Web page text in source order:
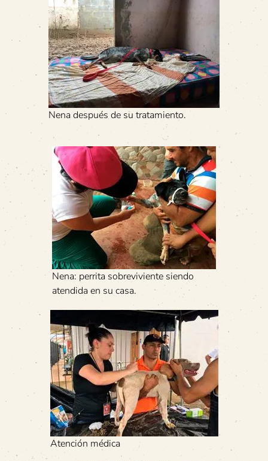
Nena después de su tratamiento.
Nena: perrita sobreviviente siendo
atendida en su casa.
Atención médica